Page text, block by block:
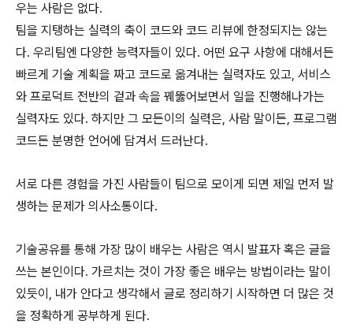
우는 사람은 없다.
팀을 지탱하는 실력의 축이 코드와 코드 리뷰에 한정되지는 않는
다. 우리팀엔 다양한 능력자들이 있다. 어떤 요구 사항에 대해서든
빠르게 기술 계획을 짜고 코드로 옮겨내는 실력자도 있고, 서비스
와 프로덕트 전반의 겉과 속을 꿰뚫어보면서 일을 진행해나가는
실력자도 있다. 하지만 그 모든이의 실력은, 사람 말이든, 프로그램
코드든 분명한 언어에 담겨서 드러난다.
서로 다른 경험을 가진 사람들이 팀으로 모이게 되면 제일 먼저 발
생하는 문제가 의사소통이다.
기술공유를 통해 가장 많이 배우는 사람은 역시 발표자 혹은 글을
쓰는 본인이다. 가르치는 것이 가장 좋은 배우는 방법이라는 말이
있듯이, 내가 안다고 생각해서 글로 정리하기 시작하면 더 많은 것
을 정확하게 공부하게 된다.